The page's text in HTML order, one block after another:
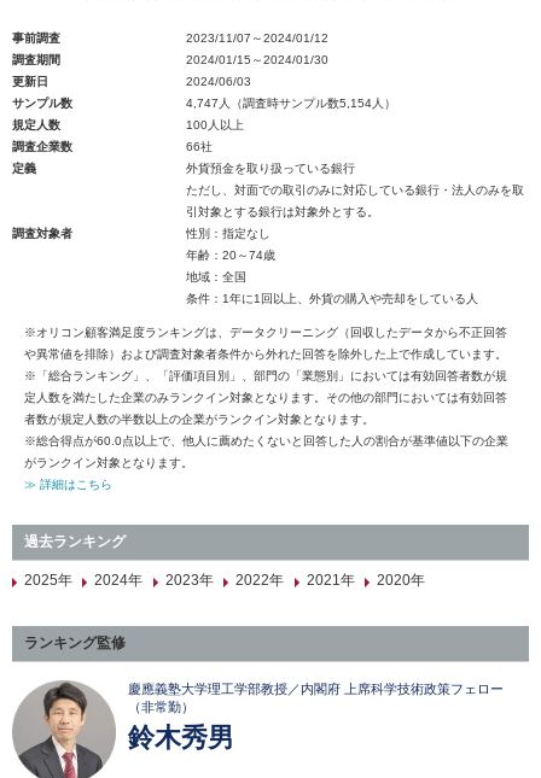
事前調査
2023/11/07～2024/01/12
調査期間
2024/01/15～2024/01/30
更新日
2024/06/03
サンプル数
4,747人（調査時サンプル数5,154人）
規定人数
100人以上
調査企業数
66社
定義
外貨預金を取り扱っている銀行
ただし、対面での取引のみに対応している銀行・法人のみを取
引対象とする銀行は対象外とする。
調査対象者
性別：指定なし
年齢：20～74歳
地域：全国
条件：1年に1回以上、外貨の購入や売却をしている人
※オリコン顧客満足度ランキングは、データクリーニング（回収したデータから不正回答
や異常値を排除）および調査対象者条件から外れた回答を除外した上で作成しています。
※「総合ランキング」、「評価項目別」、部門の「業態別」においては有効回答者数が規
定人数を満たした企業のみランクイン対象となります。その他の部門においては有効回答
者数が規定人数の半数以上の企業がランクイン対象となります。
※総合得点が60.0点以上で、他人に薦めたくないと回答した人の割合が基準値以下の企業
がランクイン対象となります。
≫ 詳細はこちら
過去ランキング
2025年 2024年 2023年 2022年 2021年 2020年
ランキング監修
慶應義塾大学理工学部教授／内閣府 上席科学技術政策フェロー
（非常勤）
鈴木秀男